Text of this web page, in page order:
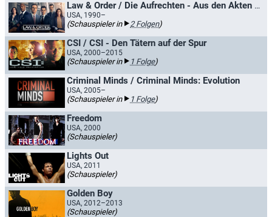
Law & Order / Die Aufrechten - Aus den Akten der Straße
USA, 1990–
(Schauspieler in 2 Folgen)
CSI / CSI - Den Tätern auf der Spur
USA, 2000–2015
(Schauspieler in 1 Folge)
Criminal Minds / Criminal Minds: Evolution
USA, 2005–
(Schauspieler in 1 Folge)
Freedom
USA, 2000
(Schauspieler)
Lights Out
USA, 2011
(Schauspieler)
Golden Boy
USA, 2012–2013
(Schauspieler)